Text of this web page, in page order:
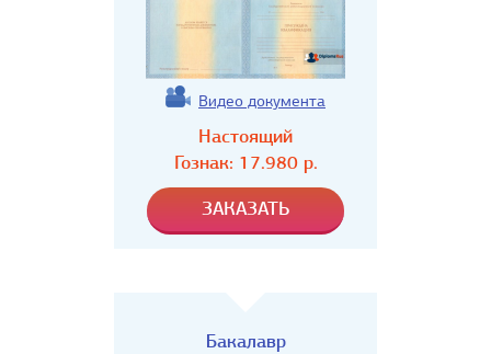
Видео документа
Настоящий
Гознак: 17.980р.
Бакалавр